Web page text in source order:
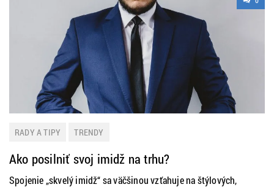
RADY A TIPY TRENDY
Ako posilniť svoj imidž na trhu?
Spojenie „skvelý imidž“ sa väčšinou vzťahuje na štýlových,